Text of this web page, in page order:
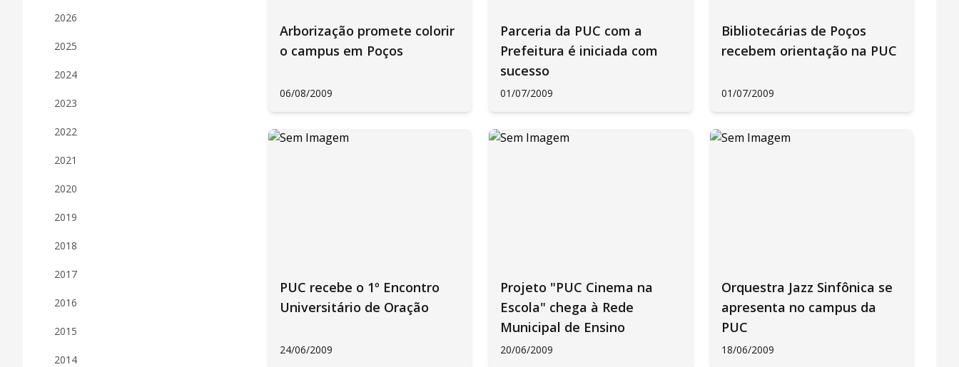
2026
2025
2024
2023
2022
2021
2020
2019
2018
2017
2016
2015
2014
Arborização promete colorir
o campus em Poços
06/08/2009
Parceria da PUC com a
Prefeitura é iniciada com
sucesso
01/07/2009
Bibliotecárias de Poços
recebem orientação na PUC
01/07/2009
PUC recebe o 1º Encontro
Universitário de Oração
24/06/2009
Projeto "PUC Cinema na
Escola" chega à Rede
Municipal de Ensino
20/06/2009
Orquestra Jazz Sinfônica se
apresenta no campus da
PUC
18/06/2009